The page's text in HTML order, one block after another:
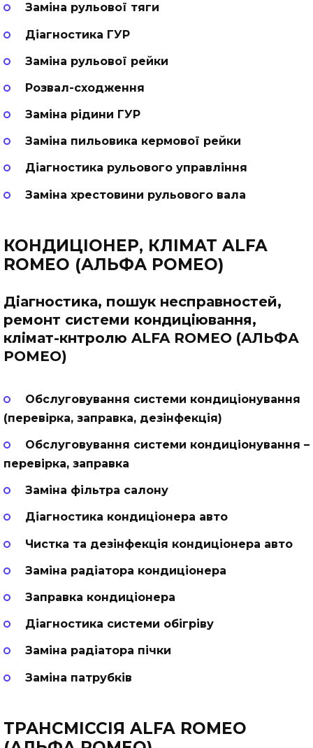
Заміна рульової тяги
Діагностика ГУР
Заміна рульової рейки
Розвал-сходження
Заміна рідини ГУР
Заміна пильовика кермової рейки
Діагностика рульового управління
Заміна хрестовини рульового вала
КОНДИЦІОНЕР, КЛІМАТ ALFA
ROMEO (АЛЬФА РОМЕО)
Діагностика, пошук несправностей,
ремонт системи кондиціювання,
клімат-кнтролю ALFA ROMEO (АЛЬФА
РОМЕО)
Обслуговування системи кондиціонування
(перевірка, заправка, дезінфекція)
Обслуговування системи кондицiонування –
перевiрка, заправка
Заміна фільтра салону
Діагностика кондиціонера авто
Чистка та дезінфекція кондиціонера авто
Заміна радіатора кондиціонера
Заправка кондиціонера
Діагностика системи обігріву
Заміна радіатора пічки
Заміна патрубків
ТРАНСМІССІЯ ALFA ROMEO